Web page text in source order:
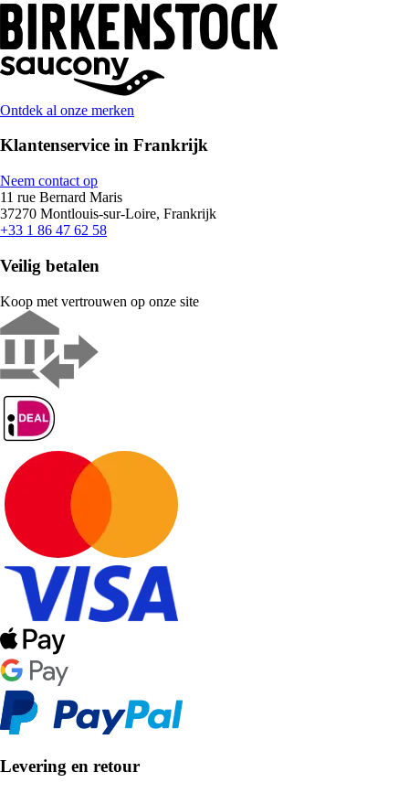
Ontdek al onze merken
Klantenservice in Frankrijk
Neem contact op
11 rue Bernard Maris
37270 Montlouis-sur-Loire, Frankrijk
+33 1 86 47 62 58
Veilig betalen
Koop met vertrouwen op onze site
Levering en retour